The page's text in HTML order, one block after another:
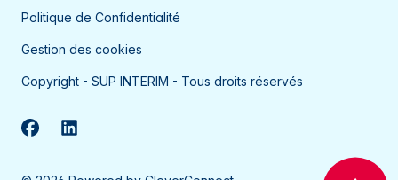
Longvic
Lons-le-Saunier
Louhans
Lunéville
Politique de Confidentialité
Gestion des cookies
Copyright - SUP INTERIM - Tous droits réservés